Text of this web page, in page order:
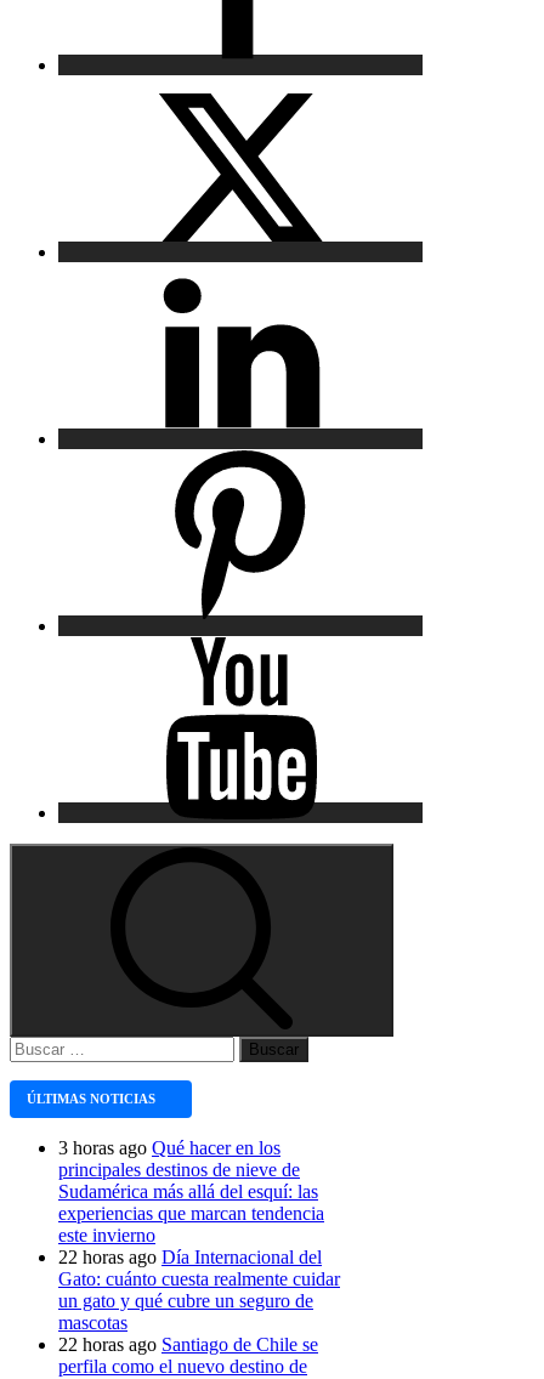
Buscar:
ÚLTIMAS NOTICIAS
3 horas ago Qué hacer en los
principales destinos de nieve de
Sudamérica más allá del esquí: las
experiencias que marcan tendencia
este invierno
22 horas ago Día Internacional del
Gato: cuánto cuesta realmente cuidar
un gato y qué cubre un seguro de
mascotas
22 horas ago Santiago de Chile se
perfila como el nuevo destino de